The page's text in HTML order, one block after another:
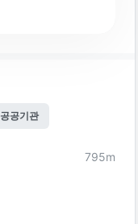
공공기관
795m